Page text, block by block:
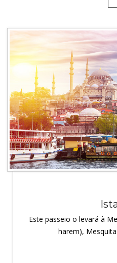
Este passeio o levará à
harem),